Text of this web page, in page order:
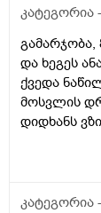
მირჩიოთ
კატეგორია -
და ხეგეს
ქვედა
მოსვლის
დიდხანს
რომ
რაც ასე ვარ.
კატეგორია -